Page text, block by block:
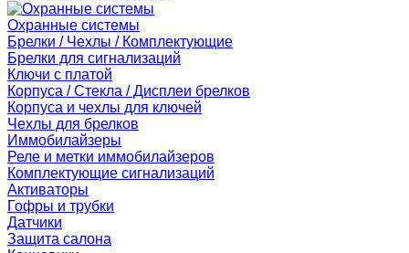
Охранные системы
Брелки / Чехлы / Комплектующие
Брелки для сигнализаций
Ключи с платой
Корпуса / Стекла / Дисплеи брелков
Корпуса и чехлы для ключей
Чехлы для брелков
Иммобилайзеры
Реле и метки иммобилайзеров
Комплектующие сигнализаций
Активаторы
Гофры и трубки
Датчики
Защита салона